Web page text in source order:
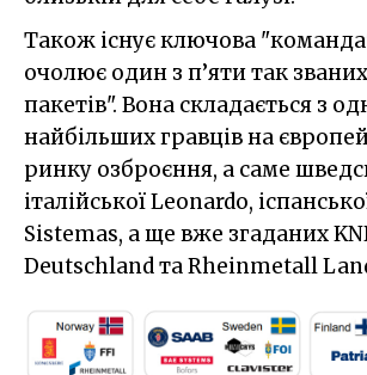
Також існує ключова
очолює один з п’яти так
пакетів". Вона складається з
найбільших гравців на
ринку озброєння, а саме
італійської Leonardo,
Sistemas, а ще вже згаданих
Deutschland та Rheinmetall